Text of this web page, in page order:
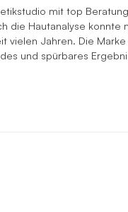
mit top
die Hautanalyse
vielen Jahren. Die
und spürbares